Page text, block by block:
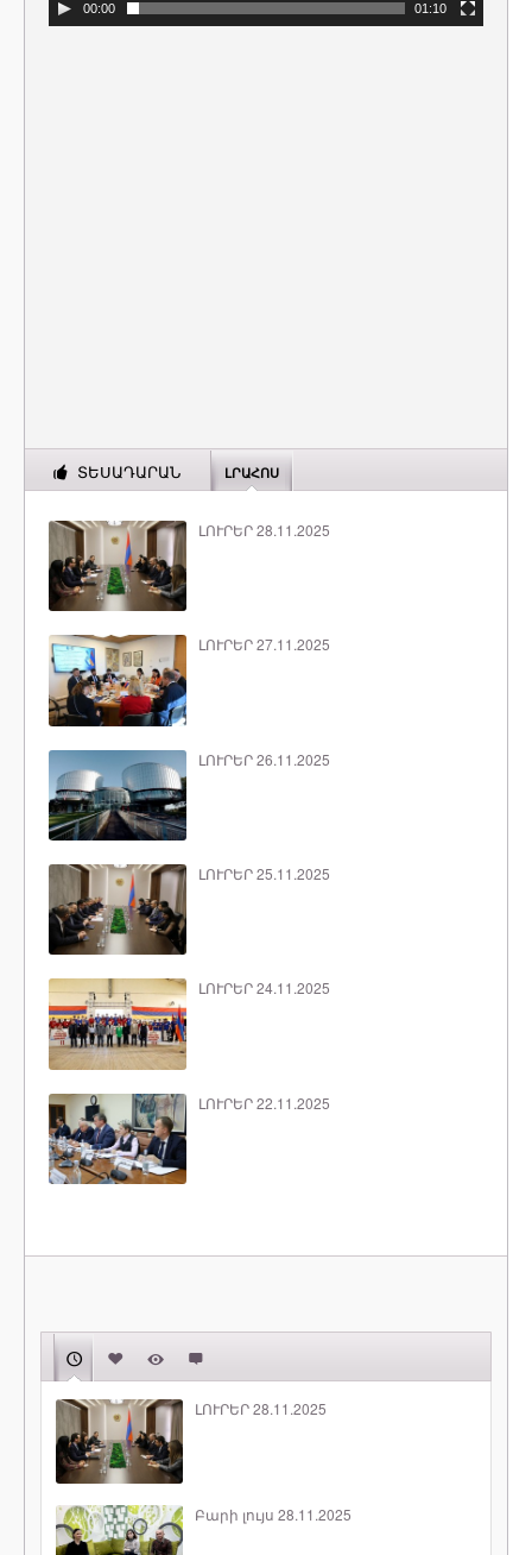
00:00 01:10
ՏԵՍԱԴԱՐԱՆ ԼՐԱՀՈՍ
ԼՈՒՐԵՐ 28.11.2025
ԼՈՒՐԵՐ 27.11.2025
ԼՈՒՐԵՐ 26.11.2025
ԼՈՒՐԵՐ 25.11.2025
ԼՈՒՐԵՐ 24.11.2025
ԼՈՒՐԵՐ 22.11.2025
ԼՈՒՐԵՐ 28.11.2025
Բարի լույս 28.11.2025